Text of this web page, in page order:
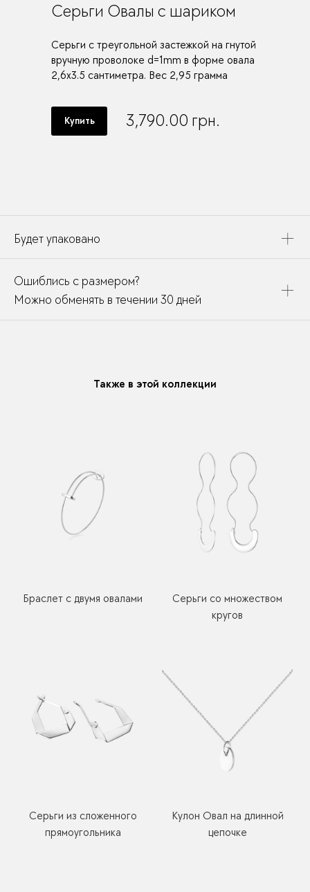
Серьги Овалы c шариком
Cерьги с треугольной застежкой на гнутой
вручную проволоке d=1mm в форме овала
2,6х3.5 сантиметра. Вес 2,95 грамма
Купить 3,790.00 грн.
Будет упаковано
дополнено открыткой, паспортом украшения и
собрано в подарочный пакет
Ошиблись с размером?
Можно обменять в течении 30 дней
Также в этой коллекции
Браслет с двумя овалами
Серьги со множеством
кругов
Серьги из сложенного
прямоугольника
Кулон Овал на длинной
цепочке